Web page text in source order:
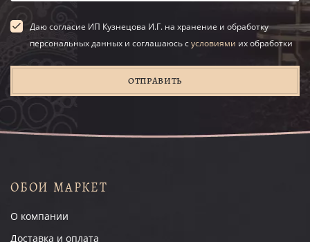
Даю согласие ИП Кузнецова И.Г. на хранение и обработку
персональных данных и соглашаюсь сусловиями их обработки
ОТПРАВИТЬ
ОБОИ МАРКЕТ
О компании
Доставка и оплата